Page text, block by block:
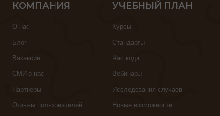
КОМПАНИЯ
О нас
Блог
Вакансии
СМИ о нас
Партнеры
Отзывы пользователей
УЧЕБНЫЙ ПЛАН
Курсы
Стандарты
Час кода
Вебинары
Исследования случаев
Новые возможности